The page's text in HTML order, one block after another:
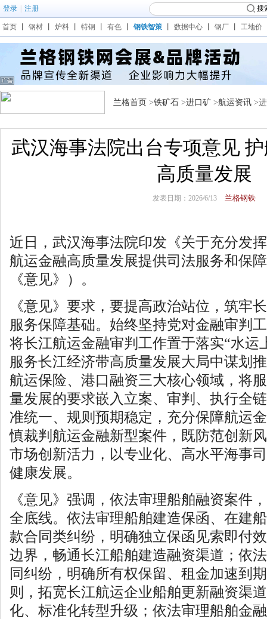
登录 注册 搜
首页 钢材 炉料 特钢 有色 钢铁智策 数据中心 钢厂 工地价
兰格首页 >铁矿石 >进口矿 >航运资讯 >
武汉海事法院出台专项意见
高质量发展
发表日期：2026/6/13 兰格钢铁
近日，武汉海事法院印发《关于充分发
航运金融高质量发展提供司法服务和保
《意见》）。
《意见》要求，要提高政治站位，筑牢
服务保障基础。始终坚持党对金融审判
将长江航运金融审判工作置于落实“水运
服务长江经济带高质量发展大局中谋划
航运保险、港口融资三大核心领域，将
量发展的要求嵌入立案、审判、执行全
准统一、规则预期稳定，充分保障航运
慎裁判航运金融新型案件，既防范创新
市场创新活力，以专业化、高水平海事
健康发展。
《意见》强调，依法审理船舶融资案件
全底线。依法审理船舶建造保函、在建
款合同类纠纷，明确独立保函见索即付
边界，畅通长江船舶建造融资渠道；依
同纠纷，明确所有权保留、租金加速到
则，拓宽长江航运企业船舶更新融资渠
化、标准化转型升级；依法审理船舶金